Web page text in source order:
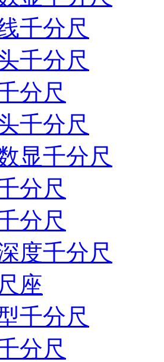
千分尺
千分尺
分尺
千分尺
显千分尺
分尺
分尺
度千分尺
座
千分尺
分尺